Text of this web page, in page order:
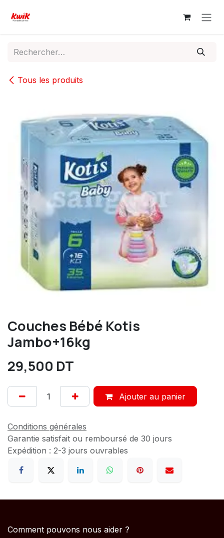
Tous les produits
Couches Bébé Kotis
Jambo+16kg
29,500 DT
Ajouter au panier
Conditions générales
Garantie satisfait ou remboursé de 30 jours
Expédition : 2-3 jours ouvrables
Comment pouvons nous aider ?